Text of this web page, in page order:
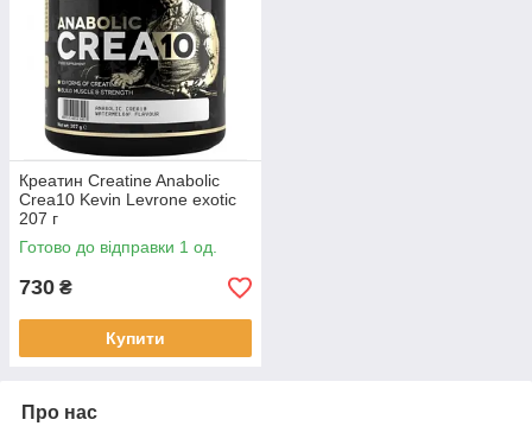
Креатин Creatine Anabolic
Crea10 Kevin Levrone exotic
207 г
Готово до відправки 1 од.
730 ₴
Купити
Про нас